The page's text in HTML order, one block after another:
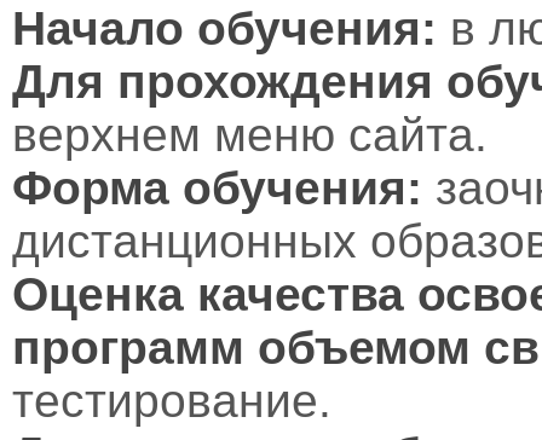
Начало обучения: в
Для прохождения
верхнем меню сайта.
Форма обучения:
дистанционных
Оценка качества
программ объемом
тестирование.